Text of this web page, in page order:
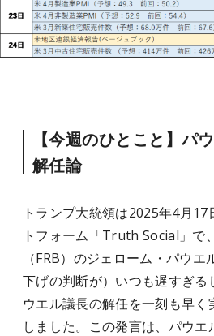
【今週のひとこと】パ
解任論
トランプ大統領は2025年4月17
トフォーム「Truth Social」で
（FRB）のジェローム・パウ
下げの判断が）いつも遅すぎ
ウエル議長の解任を一刻も早
しました。この発言は、パウ